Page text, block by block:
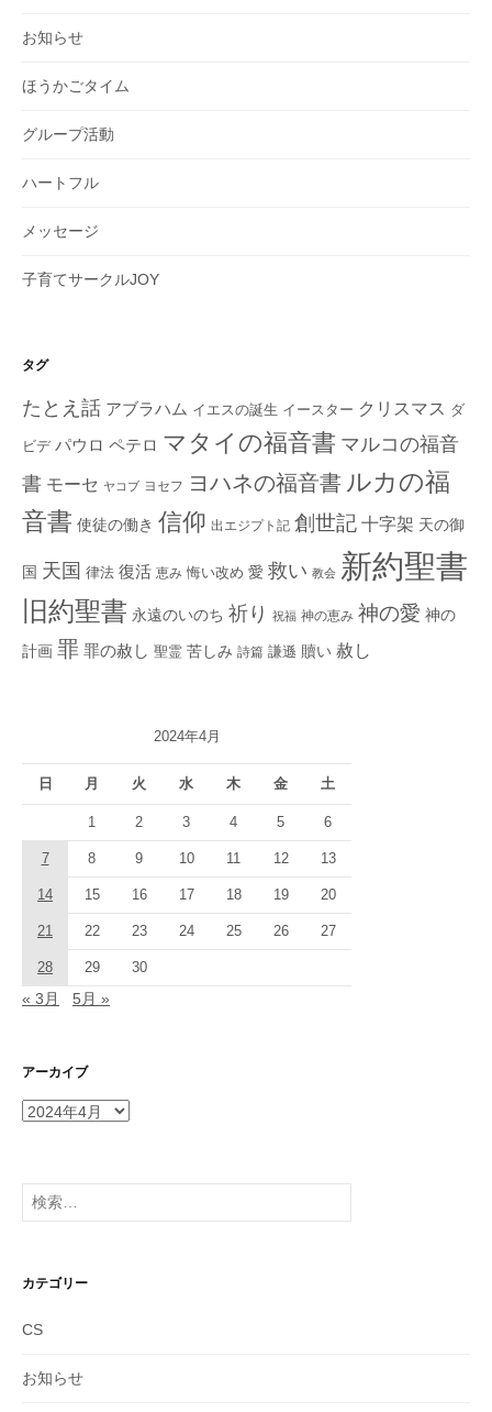
お知らせ
ほうかごタイム
グループ活動
ハートフル
メッセージ
子育てサークルJOY
タグ
たとえ話 アブラハム イエスの誕生 イースター クリスマス ダ
ビデ パウロ ペテロ マタイの福音書 マルコの福音
書 モーセ ヤコブ ヨセフ ヨハネの福音書 ルカの福
音書 使徒の働き 信仰 出エジプト記 創世記 十字架 天の御
国 天国 律法 復活 恵み 悔い改め 愛 救い 教会 新約聖書
旧約聖書 永遠のいのち 祈り 祝福 神の恵み 神の愛 神の
計画 罪 罪の赦し 聖霊 苦しみ 詩篇 謙遜 贖い 赦し
2024年4月
日 月 火 水 木 金 土
1 2 3 4 5 6
7 8 9 10 11 12 13
14 15 16 17 18 19 20
21 22 23 24 25 26 27
28 29 30
« 3月 5月 »
アーカイブ
ア
イ
ブ
検
索:
カテゴリー
CS
お知らせ